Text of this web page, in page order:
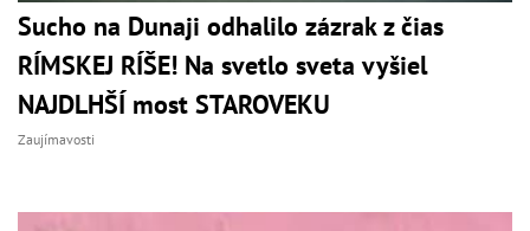
Sucho na Dunaji odhalilo zázrak z čias
RÍMSKEJ RÍŠE! Na svetlo sveta vyšiel
NAJDLHŠÍ most STAROVEKU
Zaujímavosti